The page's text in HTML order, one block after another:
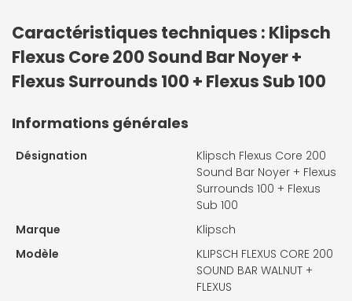
Caractéristiques techniques : Klipsch
Flexus Core 200 Sound Bar Noyer +
Flexus Surrounds 100 + Flexus Sub 100
Informations générales
Désignation
Klipsch Flexus Core 200
Sound Bar Noyer + Flexus
Surrounds 100 + Flexus
Sub 100
Marque
Klipsch
Modèle
KLIPSCH FLEXUS CORE 200
SOUND BAR WALNUT +
FLEXUS